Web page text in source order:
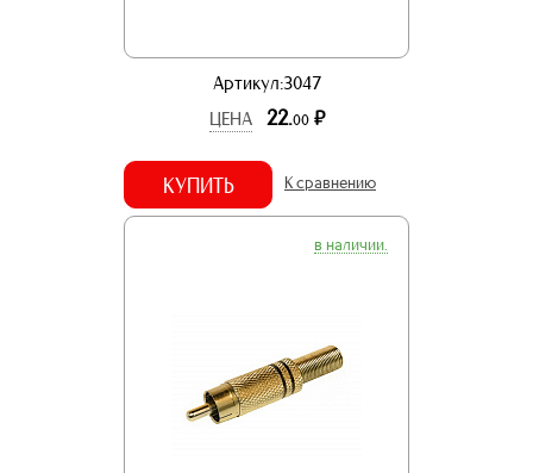
Артикул:3047
ЦЕНА
22.00 р.
КУПИТЬ К сравнению
в наличии.